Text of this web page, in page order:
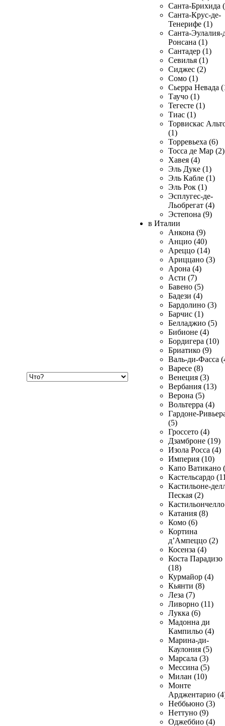
Санта-Брихида
Санта-Крус-де-
Тенерифе (1)
Санта-Эулалия-
Ронсана (1)
Сантадер (1)
Севилья (1)
Сиджес (2)
Сомо (1)
Сьерра Невада
Таучо (1)
Тегесте (1)
Тиас (1)
Торвискас
(1)
Торревьеха (6)
Тосса де Мар (2)
Хавея (4)
Эль Дуке (1)
Эль Кабле (1)
Эль Рок (1)
Эсплугес-де-
Льобрегат (4)
Эстепона (9)
в Италии
Анкона (9)
Анцио (40)
Ареццо (14)
Ариццано (3)
Арона (4)
Асти (7)
Бавено (5)
Бадези (4)
Бардолино (3)
Барчис (1)
Белладжио (5)
Бибионе (4)
Бордигера (10)
Бриатико (9)
Валь-ди-Фасса
Варесе (8)
Венеция (3)
Вербания (13)
Верона (5)
Вольтерра (4)
Гардоне-
(5)
Гроссето (4)
Дзамброне (19)
Изола Росса (4)
Империя (10)
Капо Ватикано
Кастельсардо
Кастильоне-
Пеская (2)
Катания (8)
Комо (6)
Кортина
д’Ампеццо (2)
Косенза (4)
Коста Парадизо
(18)
Курмайор (4)
Кьянти (8)
Леза (7)
Ливорно (11)
Лукка (6)
Мадонна ди
Кампильо (4)
Марина-ди-
Каулония (5)
Марсала (3)
Мессина (5)
Милан (10)
Монте
Арджентарио
Неббьюно (3)
Неттуно (9)
Оджеббио (4)